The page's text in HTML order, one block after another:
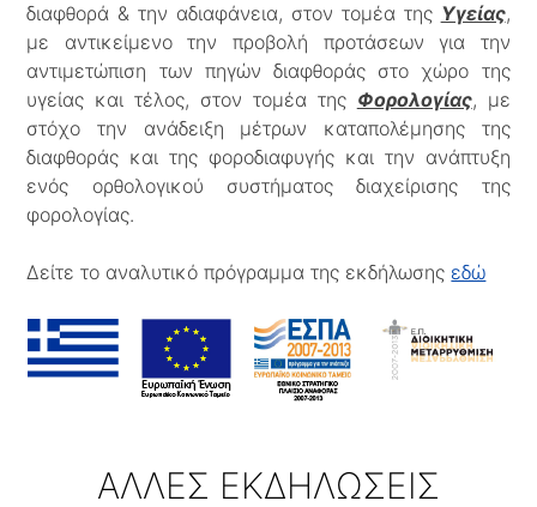
διαφθορά & την αδιαφάνεια, στον τομέα της Υγείας,
με αντικείμενο την προβολή προτάσεων για την
αντιμετώπιση των πηγών διαφθοράς στο χώρο της
υγείας και τέλος, στον τομέα της Φορολογίας, με
στόχο την ανάδειξη μέτρων καταπολέμησης της
διαφθοράς και της φοροδιαφυγής και την ανάπτυξη
ενός ορθολογικού συστήματος διαχείρισης της
φορολογίας.
Δείτε το αναλυτικό πρόγραμμα της εκδήλωσης εδώ
ΑΛΛΕΣ ΕΚΔΗΛΩΣΕΙΣ